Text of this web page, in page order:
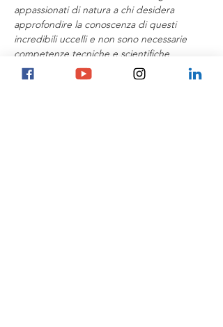
appassionati di natura a chi desidera
approfondire la conoscenza di questi
incredibili uccelli e non sono necessarie
competenze tecniche e scientifiche
specifiche.